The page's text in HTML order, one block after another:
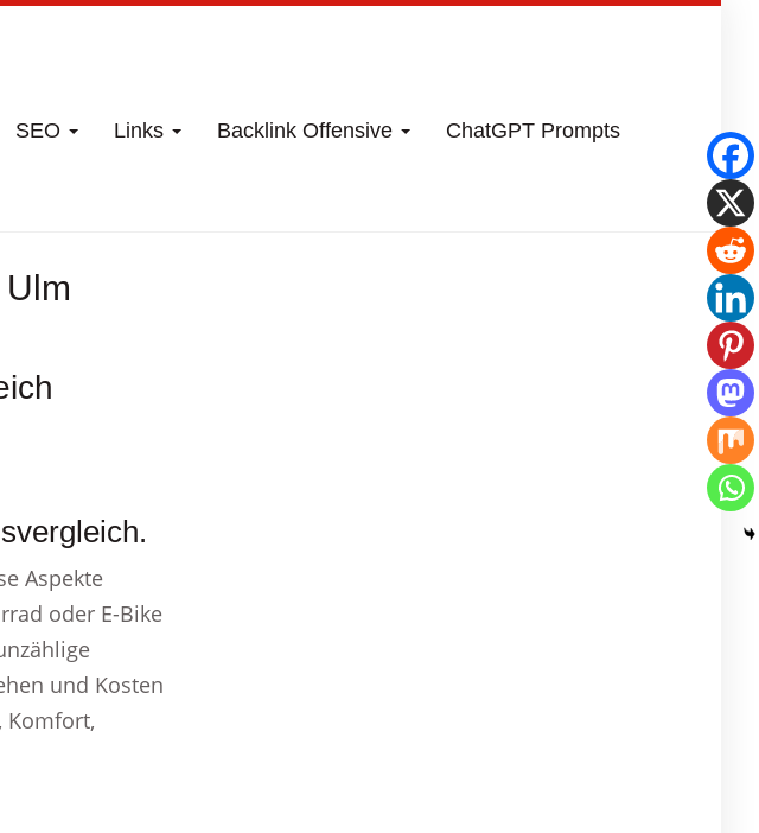
SEO Links Backlink Offensive ChatGPT Prompts
Aspekte
oder E-Bike
und Kosten
Komfort,